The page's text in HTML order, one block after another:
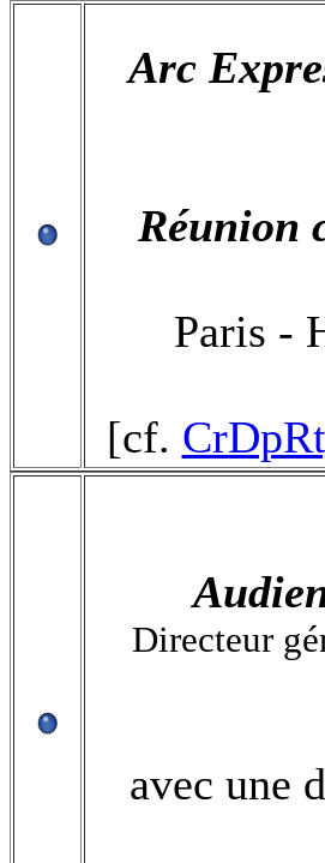
Arc
Réunion
Paris -
[cf.
Directeur
avec une